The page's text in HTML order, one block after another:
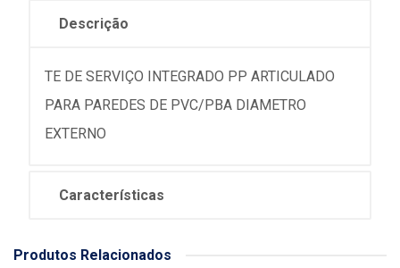
Descrição
TE DE SERVIÇO INTEGRADO PP ARTICULADO
PARA PAREDES DE PVC/PBA DIAMETRO
EXTERNO
Características
Produtos Relacionados